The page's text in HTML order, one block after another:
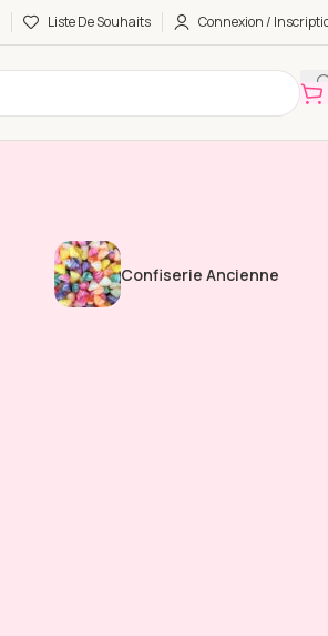
Liste De Souhaits Connexion /
Confiserie Ancienne